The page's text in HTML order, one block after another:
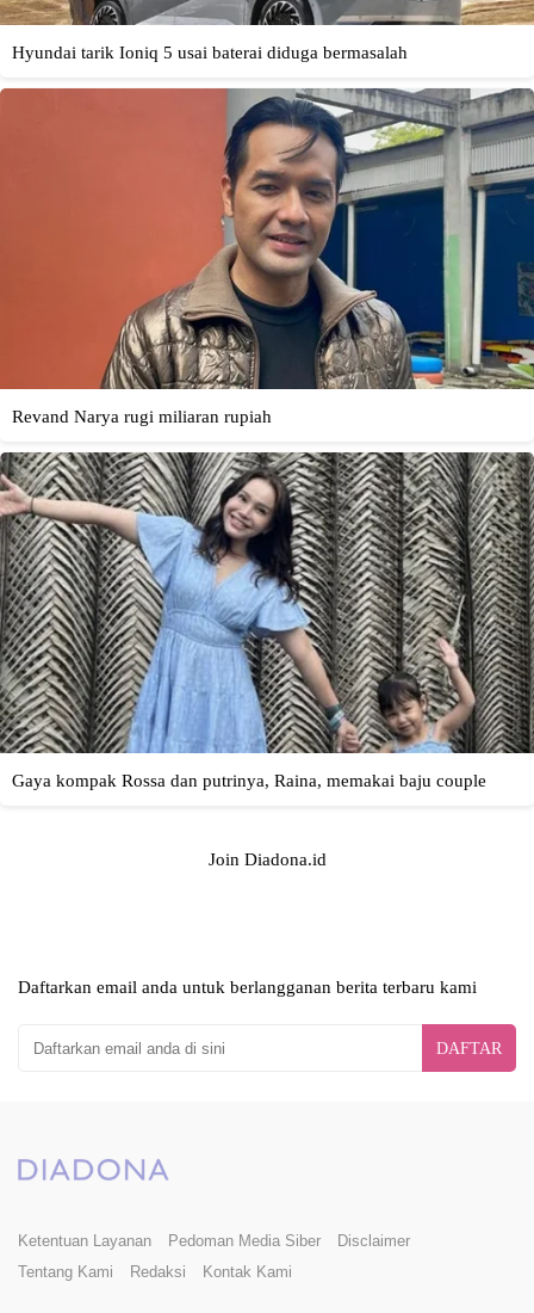
Join Diadona.id
Daftarkan email anda untuk berlangganan berita terbaru kami
DAFTAR
Ketentuan Layanan Pedoman Media Siber
Disclaimer
Tentang Kami
Redaksi Kontak Kami